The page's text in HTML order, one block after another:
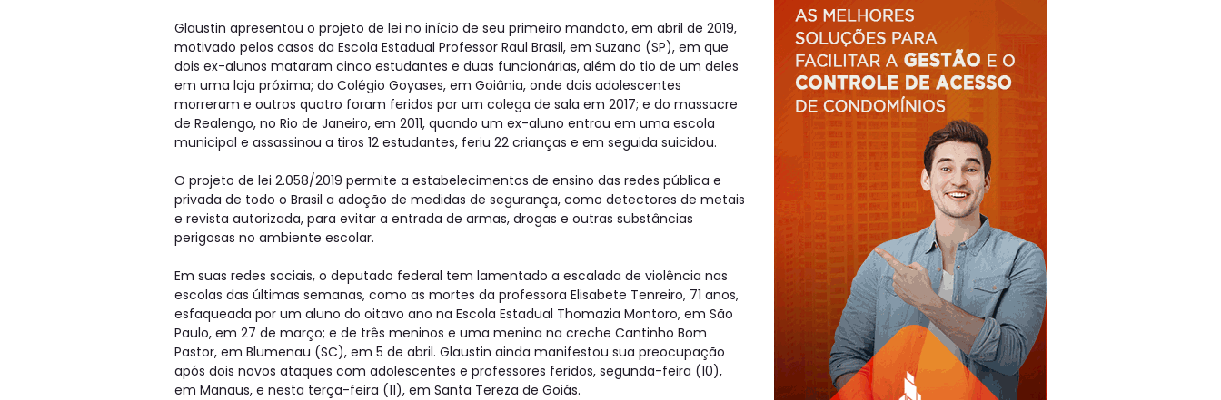
Glaustin apresentou o projeto de lei no início de seu primeiro mandato, em abril de 2019,
motivado pelos casos da Escola Estadual Professor Raul Brasil, em Suzano (SP), em que
dois ex-alunos mataram cinco estudantes e duas funcionárias, além do tio de um deles
em uma loja próxima; do Colégio Goyases, em Goiânia, onde dois adolescentes
morreram e outros quatro foram feridos por um colega de sala em 2017; e do massacre
de Realengo, no Rio de Janeiro, em 2011, quando um ex-aluno entrou em uma escola
municipal e assassinou a tiros 12 estudantes, feriu 22 crianças e em seguida suicidou.
O projeto de lei 2.058/2019 permite a estabelecimentos de ensino das redes pública e
privada de todo o Brasil a adoção de medidas de segurança, como detectores de metais
e revista autorizada, para evitar a entrada de armas, drogas e outras substâncias
perigosas no ambiente escolar.
Em suas redes sociais, o deputado federal tem lamentado a escalada de violência nas
escolas das últimas semanas, como as mortes da professora Elisabete Tenreiro, 71 anos,
esfaqueada por um aluno do oitavo ano na Escola Estadual Thomazia Montoro, em São
Paulo, em 27 de março; e de três meninos e uma menina na creche Cantinho Bom
Pastor, em Blumenau (SC), em 5 de abril. Glaustin ainda manifestou sua preocupação
após dois novos ataques com adolescentes e professores feridos, segunda-feira (10),
em Manaus, e nesta terça-feira (11), em Santa Tereza de Goiás.